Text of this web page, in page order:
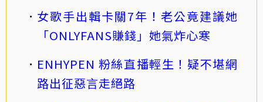
女歌手出輯卡關7年！老公竟建議她
「ONLYFANS賺錢」她氣炸心寒
ENHYPEN 粉絲直播輕生！疑不堪網
路出征惡言走絕路